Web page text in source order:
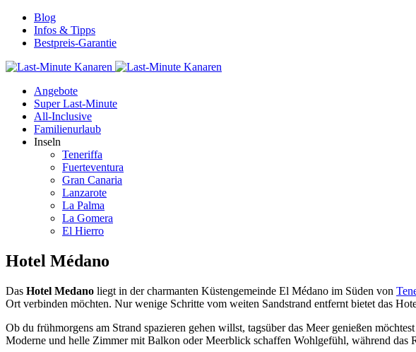
Blog
Infos & Tipps
Bestpreis-Garantie
Angebote
Super Last-Minute
All-Inclusive
Familienurlaub
Inseln
Teneriffa
Fuerteventura
Gran Canaria
Lanzarote
La Palma
La Gomera
El Hierro
Hotel Médano
Das Hotel Medano liegt in der charmanten Küsten­gemeinde El Médano im Süden von
Ort verbinden möchten. Nur wenige Schritte vom weiten Sandstrand entfernt bietet das
Ob du frühmorgens am Strand spazieren gehen willst, tagsüber das Meer genießen
Moderne und helle Zimmer mit Balkon oder Meerblick schaffen Wohlgefühl, während das